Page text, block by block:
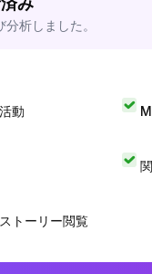
析しました。
動
トーリー閲覧